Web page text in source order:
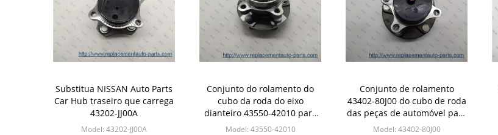
Substitua NISSAN Auto Parts
Car Hub traseiro que carrega
43202-JJ00A
Model: 43202-JJ00A
Conjunto do rolamento do
cubo da roda do eixo
dianteiro 43550-42010 para
TOYOTA AURIS COROLLA
Model: 43550-42010
Conjunto de rolamento
43402-80J00 do cubo de roda
das peças de automóvel para
SUZUKI FIAT
Model: 43402-80J00